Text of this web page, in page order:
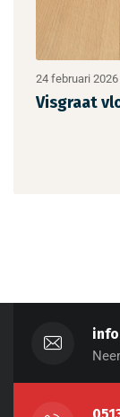
24 februari 2026
Visgraat